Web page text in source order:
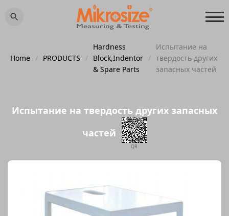
Home / PRODUCTS /
Hardness
Block,Indentor
& Spare Parts
/
Испытание на
твердость других
запасных частей
Испытание на твердость других запасных
частей
QR